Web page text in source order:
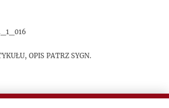
opis patrz sygn.